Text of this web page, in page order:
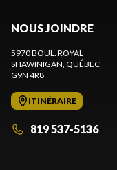
NOUS JOINDRE
5970 BOUL. ROYAL
SHAWINIGAN, QUÉBEC
G9N 4R8
ITINÉRAIRE
819 537-5136